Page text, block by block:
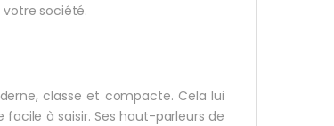
société.
classe et compacte. Cela lui
à saisir. Ses haut-parleurs de